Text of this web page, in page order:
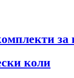
за
коли